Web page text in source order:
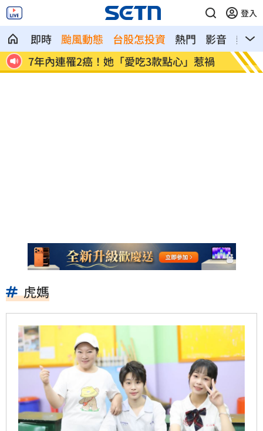
登入
即時 颱風動態 台股怎投資 熱門 影音
熱搜
遠見天下創辦人高希均90歲辭世！
詐慈
當
虎媽